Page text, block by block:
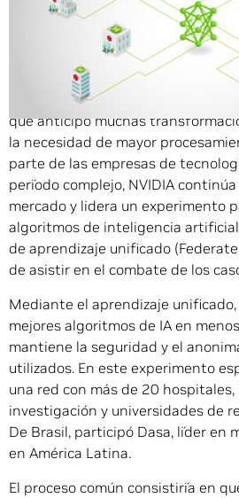
El 2020 se vio marcado por la
que anticipó muchas
la necesidad de mayor
parte de las empresas de
período complejo, NVIDIA
mercado y lidera un experimento
algoritmos de inteligencia
de aprendizaje unificado
de asistir en el combate de los
Mediante el aprendizaje
mejores algoritmos de IA en
mantiene la seguridad y el
utilizados. En este experimento
una red con más de 20
investigación y universidades de
De Brasil, participó Dasa, líder en
en América Latina.
El proceso común consistiría en